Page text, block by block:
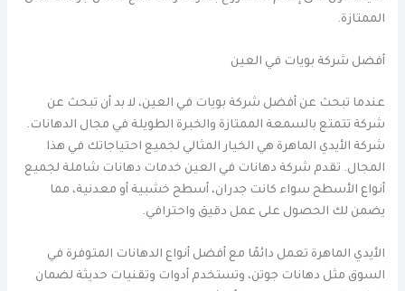
الممتازة.
أفضل شركة بويات في العين
عندما تبحث عن أفضل شركة بويات في العين، لا بد أن تبحث عن
شركة تتمتع بالسمعة الممتازة والخبرة الطويلة في مجال الدهانات.
شركة الأيدي الماهرة هي الخيار المثالي لجميع احتياجاتك في هذا
المجال. تقدم شركة دهانات في العين خدمات دهانات شاملة لجميع
أنواع الأسطح سواء كانت جدران، أسطح خشبية أو معدنية، مما
يضمن لك الحصول على عمل دقيق واحترافي.
الأيدي الماهرة تعمل دائمًا مع أفضل أنواع الدهانات المتوفرة في
السوق مثل دهانات جوتن، وتستخدم أدوات وتقنيات حديثة لضمان